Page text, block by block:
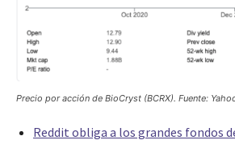
Precio por acción de BioCryst (BCRX). Fuente:
Reddit obliga a los grandes fondos